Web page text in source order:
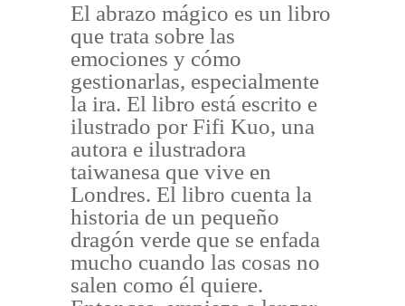
El abrazo mágico es un libro
que trata sobre las
emociones y cómo
gestionarlas, especialmente
la ira. El libro está escrito e
ilustrado por Fifi Kuo, una
autora e ilustradora
taiwanesa que vive en
Londres. El libro cuenta la
historia de un pequeño
dragón verde que se enfada
mucho cuando las cosas no
salen como él quiere.